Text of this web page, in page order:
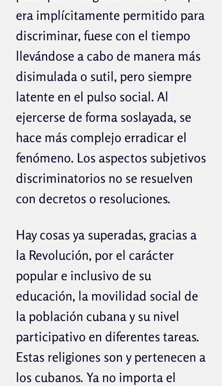
era implícitamente permitido para
discriminar, fuese con el tiempo
llevándose a cabo de manera más
disimulada o sutil, pero siempre
latente en el pulso social. Al
ejercerse de forma soslayada, se
hace más complejo erradicar el
fenómeno. Los aspectos subjetivos
discriminatorios no se resuelven
con decretos o resoluciones.
Hay cosas ya superadas, gracias a
la Revolución, por el carácter
popular e inclusivo de su
educación, la movilidad social de
la población cubana y su nivel
participativo en diferentes tareas.
Estas religiones son y pertenecen a
los cubanos. Ya no importa el